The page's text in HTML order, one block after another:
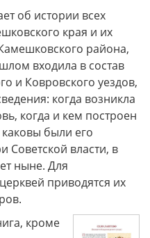
об истории всех
края и их
района,
входила в состав
и Ковровского уездов,
когда возникла
когда и кем построен
были его
Советской власти, в
ныне. Для
приводятся их
кроме